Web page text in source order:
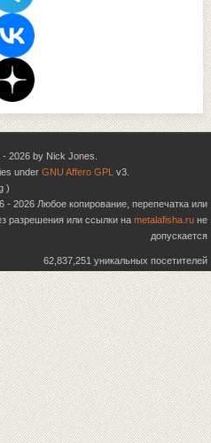
2026 by Nick Jones.
under GNU Affero GPL v3.
)
- 2026 Любое копирование, перепечатка или
разрешения или ссылки на metalafisha.ru не
допускается
62,837,251 уникальных посетителей